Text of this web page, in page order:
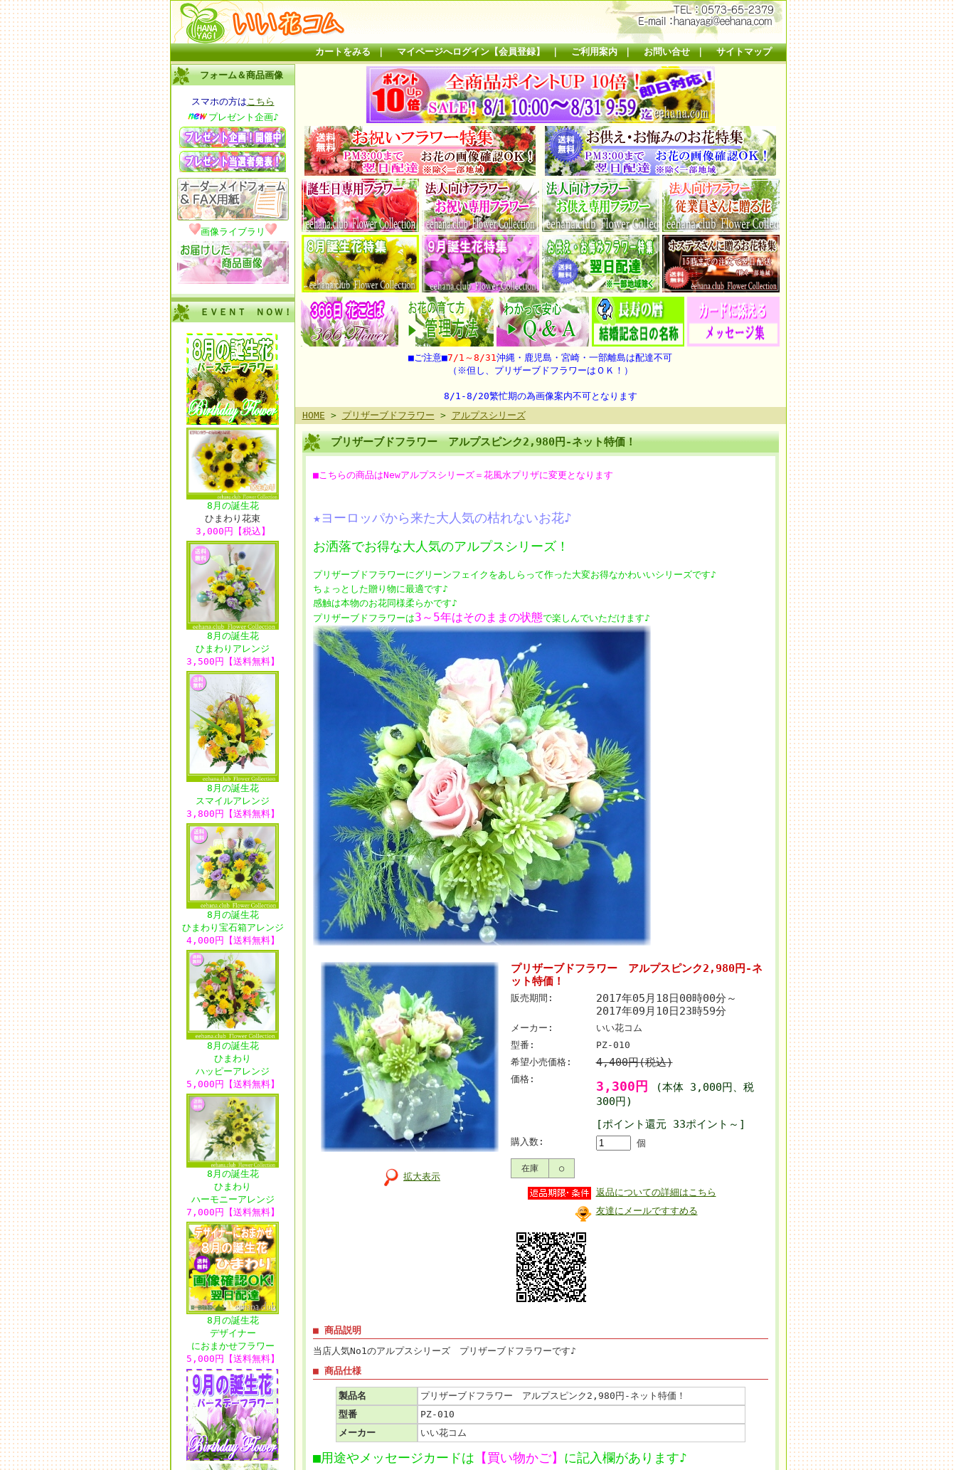
カートをみる｜ マイページへログイン【会員登録】｜ ご利用案内｜ お問い合せ｜ サイトマップ
フォーム＆商品画像
スマホの方はこちら
プレゼント企画♪
画像ライブラリ
ＥＶＥＮＴ ＮＯＷ！
8月の誕生花
ひまわり花束
3,000円【税込】
8月の誕生花
ひまわりアレンジ
3,500円【送料無料】
8月の誕生花
スマイルアレンジ
3,800円【送料無料】
8月の誕生花
ひまわり宝石箱アレンジ
4,000円【送料無料】
8月の誕生花
ひまわり
ハッピーアレンジ
5,000円【送料無料】
8月の誕生花
ひまわり
ハーモニーアレンジ
7,000円【送料無料】
8月の誕生花
デザイナー
におまかせフラワー
5,000円【送料無料】
■ご注意■7/1～8/31沖縄・鹿児島・宮崎・一部離島は配達不可
（※但し、プリザーブドフラワーはＯＫ！）
8/1-8/20繁忙期の為画像案内不可となります
HOME > プリザーブドフラワー > アルプスシリーズ
プリザーブドフラワー アルプスピンク2,980円-ネット特価！
■こちらの商品はNewアルプスシリーズ＝花風水プリザに変更となります
★ヨーロッパから来た大人気の枯れないお花♪
お洒落でお得な大人気のアルプスシリーズ！
プリザーブドフラワーにグリーンフェイクをあしらって作った大変お得なかわいいシリーズです♪
ちょっとした贈り物に最適です♪
感触は本物のお花同様柔らかです♪
プリザーブドフラワーは3～5年はそのままの状態で楽しんでいただけます♪
拡大表示
プリザーブドフラワー アルプスピンク2,980円-ネ
ット特価！
販売期間:
2017年05月18日00時00分～
2017年09月10日23時59分
メーカー:
いい花コム
型番:
PZ-010
希望小売価格:
4,400円(税込)
価格: 3,300円
(本体 3,000円、税
300円)
[ポイント還元 33ポイント～]
購入数: 個
在庫 ○
返品についての詳細はこちら
友達にメールですすめる
■ 商品説明
当店人気No1のアルプスシリーズ プリザーブドフラワーです♪
■ 商品仕様
製品名
プリザーブドフラワー アルプスピンク2,980円-ネット特価！
型番
PZ-010
メーカー
いい花コム
■用途やメッセージカードは 【買い物かご】 に記入欄があります♪